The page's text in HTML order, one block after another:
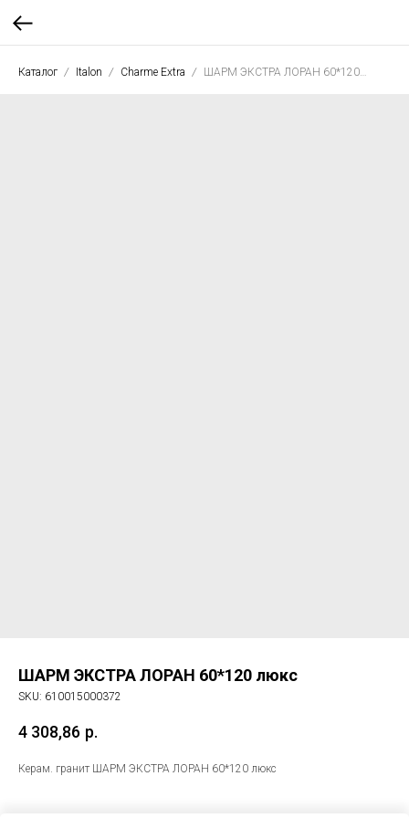
Каталог Italon Charme Extra ШАРМ ЭКСТРА ЛОРАН 60*120 люкс
ШАРМ ЭКСТРА ЛОРАН 60*120 люкс
SKU: 610015000372
4 308,86 р.
Керам. гранит ШАРМ ЭКСТРА ЛОРАН 60*120 люкс